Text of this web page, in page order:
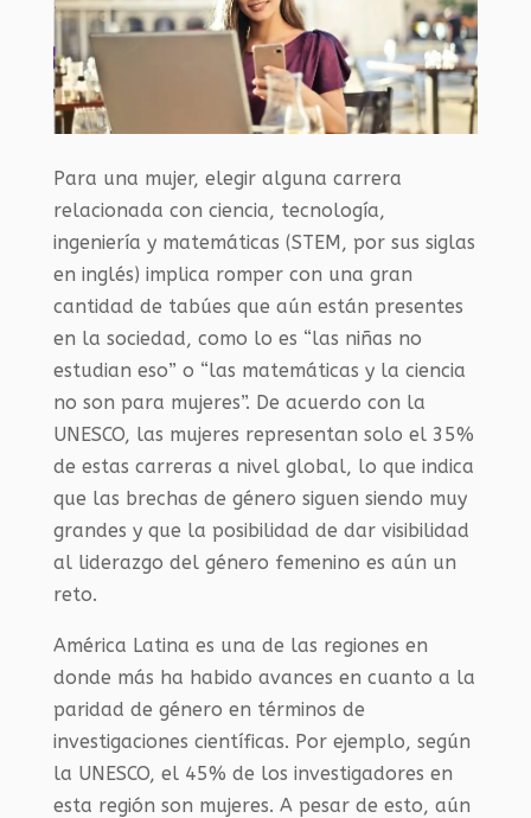
Para una mujer, elegir alguna carrera
relacionada con ciencia, tecnología,
ingeniería y matemáticas (STEM, por sus siglas
en inglés) implica romper con una gran
cantidad de tabúes que aún están presentes
en la sociedad, como lo es “las niñas no
estudian eso” o “las matemáticas y la ciencia
no son para mujeres”. De acuerdo con la
UNESCO, las mujeres representan solo el 35%
de estas carreras a nivel global, lo que indica
que las brechas de género siguen siendo muy
grandes y que la posibilidad de dar visibilidad
al liderazgo del género femenino es aún un
reto.
América Latina es una de las regiones en
donde más ha habido avances en cuanto a la
paridad de género en términos de
investigaciones científicas. Por ejemplo, según
la UNESCO, el 45% de los investigadores en
esta región son mujeres. A pesar de esto, aún